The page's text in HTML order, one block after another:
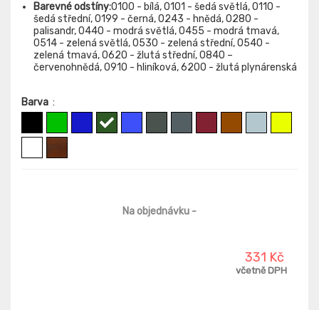
Barevné odstíny:0100 - bílá, 0101 - šedá světlá, 0110 -
šedá střední, 0199 - černá, 0243 - hnědá, 0280 -
palisandr, 0440 - modrá světlá, 0455 - modrá tmavá,
0514 - zelená světlá, 0530 - zelená střední, 0540 -
zelená tmavá, 0620 - žlutá střední, 0840 –
červenohnědá, 0910 - hliníková, 6200 - žlutá plynárenská
Barva :
Na objednávku -
331 Kč
včetně DPH